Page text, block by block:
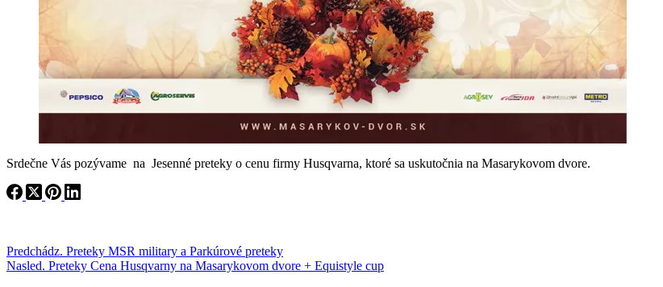
Srdečne Vás pozývame na Jesenné preteky o cenu firmy Husqvarna, ktoré sa uskutočnia na Masarykovom dvore.
Predchádz. Preteky MSR military a Parkúrové preteky
Nasled. Preteky Cena Husqvarny na Masarykovom dvore + Equistyle cup